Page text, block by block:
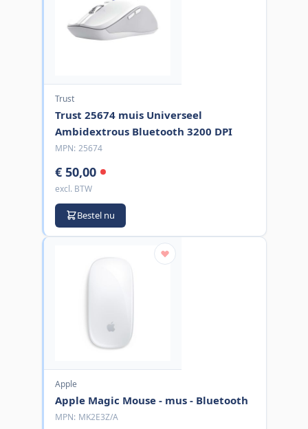
Trust
Trust 25674 muis Universeel
Ambidextrous Bluetooth 3200 DPI
MPN: 25674
€ 50,00
excl. BTW
Bestel nu
Apple
Apple Magic Mouse - mus - Bluetooth
MPN: MK2E3Z/A